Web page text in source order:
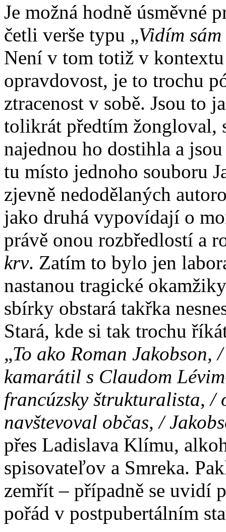
Je možná hodně úsměvné
četli verše typu „Vidím
Není v tom totiž v
opravdovost, je to trochu
ztracenost v sobě. Jsou to
tolikrát předtím žongloval,
najednou ho dostihla a
tu místo jednoho souboru
zjevně nedodělaných
jako druhá vypovídají o
právě onou rozbředlostí a
krv. Zatím to bylo jen
nastanou tragické
sbírky obstará takřka
Stará, kde si tak trochu
„To ako Roman Jakobson,
kamarátil s Claudom
francúzsky štrukturalista,
navštevoval občas, /
přes Ladislava Klímu,
spisovateľov a Smreka.
zemřít – případně se uvidí
pořád v postpubertálním